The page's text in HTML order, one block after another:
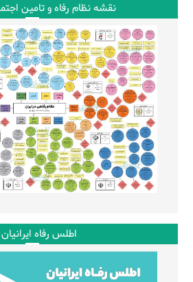
نقشه نظام رفاه و تامین
اطلس رفاه ایرانیان